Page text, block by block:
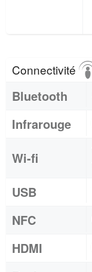
Connectivité
Bluetooth
Infrarouge
Wi-fi
USB
NFC
HDMI